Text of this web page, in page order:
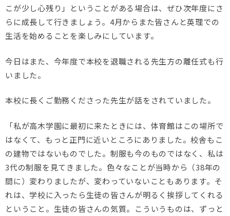
こが少し心残り」ということがある場合は、ぜひ次年度にさ
らに成長して行きましょう。4月からまた皆さんと英理での
生活を始めることを楽しみにしています。
今日はまた、今年度で本校を退職される先生方の離任式も行
いました。
本校に長くご勤務くださった先生が話をされていました。
「私が高木学園に最初に来たときには、体育館はこの場所で
はなくて、もっと正門に近いところにありました。校舎もこ
の建物ではないものでした。制服も今のものではなく、私は
3代の制服を見てきました。色々なことが当時から（38年の
間に）変わりましたが、変わっていないこともあります。そ
れは、学校に入ったら生徒の皆さんが明るく挨拶してくれる
ということ。生徒の皆さんの気質。こういうものは、ずっと